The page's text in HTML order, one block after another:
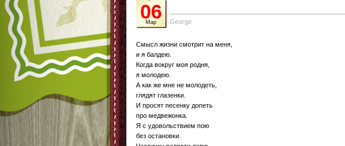
06
Мар George
Смысл жизни смотрит на меня,
и я балдею.
Когда вокруг моя родня,
я молодею.
А как же мне не молодеть,
глядят глазенки.
И просят песенку допеть
про медвежонка.
Я с удовольствием пою
без остановки.